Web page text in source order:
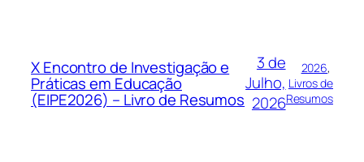
X Encontro de Investigação e
Práticas em Educação
(EIPE2026) – Livro de Resumos
3 de
Julho,
2026
2026
Livros de
Resumos